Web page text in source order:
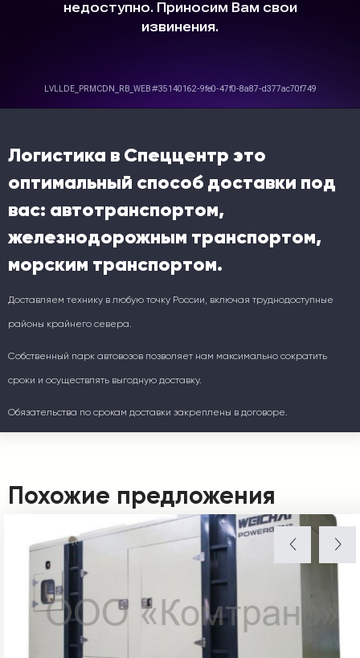
Логистика в Спеццентр это
оптимальный способ доставки под
вас: автотранспортом,
железнодорожным транспортом,
морским транспортом.
Доставляем технику в любую точку России, включая труднодоступные
районы крайнего севера.
Собственный парк автовозов позволяет нам максимально сократить
сроки и осуществлять выгодную доставку.
Обязательства по срокам доставки закреплены в договоре.
Похожие предложения